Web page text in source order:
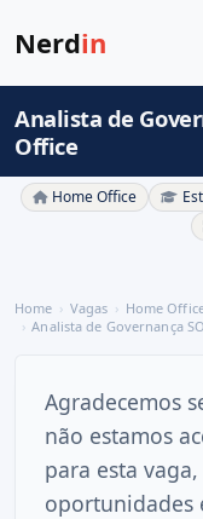
Nerdin
Analista de
Office
Home Office
Home Vagas Home
Analista de Governança
Agradecemos
não estamos
para esta
oportunidades